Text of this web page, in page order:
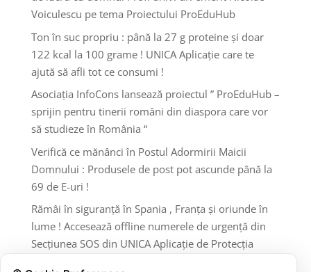
Voiculescu pe tema Proiectului ProEduHub
Ton în suc propriu : până la 27 g proteine și doar
122 kcal la 100 grame ! UNICA Aplicație care te
ajută să afli tot ce consumi !
Asociația InfoCons lansează proiectul ” ProEduHub –
sprijin pentru tinerii români din diaspora care vor
să studieze în România “
Verifică ce mănânci în Postul Adormirii Maicii
Domnului : Produsele de post pot ascunde până la
69 de E-uri !
Rămâi în siguranță în Spania , Franța și oriunde în
lume ! Accesează offline numerele de urgență din
Secțiunea SOS din UNICA Aplicație de Protecția